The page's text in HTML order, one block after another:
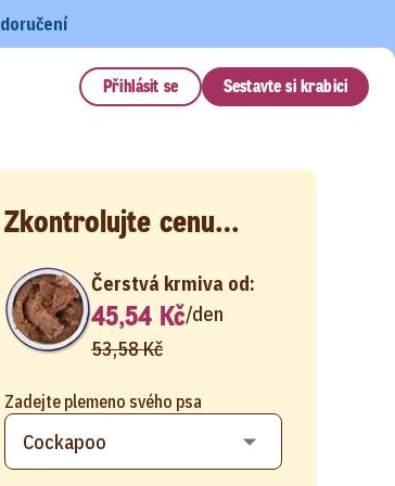
Přihlásit se Sestavte si krabici
Zkontrolujte cenu…
Zadejte plemeno svého psa
Čerstvá krmiva od:
45,54 Kč/den
53,58 Kč